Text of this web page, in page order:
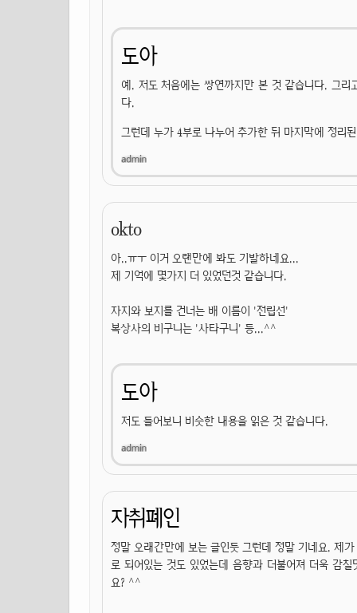
도아
예. 저도 처음에는 쌍연까지만 본 것 같습니다. 그
다.
그런데 누가 4부로 나누어 추가한 뒤 마지막에 정리
okto
아..ㅠㅜ 이거 오랜만에 봐도 기발하네요...
제 기억에 몇가지 더 있었던것 같습니다.
자지와 보지를 건너는 배 이름이 '전립선'
복상사의 비구니는 '사타구니' 등...^^
도아
저도 들어보니 비슷한 내용을 읽은 것 같습니다.
자취폐인
정말 오래간만에 보는 글인듯 그런데 정말 기네요. 제
로 되어있는 것도 있었는데 음향과 더불어져 더욱 감
요? ^^